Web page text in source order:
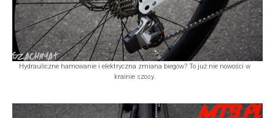
Hydrauliczne hamowanie i elektryczna zmiana biegów? To już nie nowości w
krainie szosy.